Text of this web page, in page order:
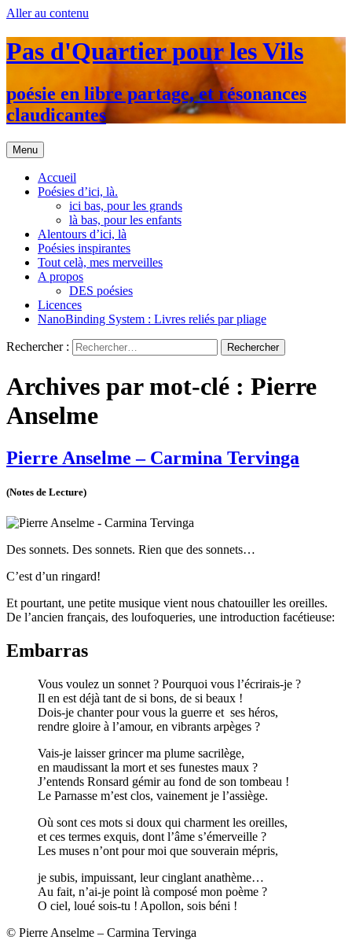
Aller au contenu
Pas d'Quartier pour les Vils
poésie en libre partage, et résonances
claudicantes
Menu
Accueil
Poésies d’ici, là.
ici bas, pour les grands
là bas, pour les enfants
Alentours d’ici, là
Poésies inspirantes
Tout celà, mes merveilles
A propos
DES poésies
Licences
NanoBinding System : Livres reliés par pliage
Rechercher :
Archives par mot-clé : Pierre
Anselme
Pierre Anselme – Carmina Tervinga
(Notes de Lecture)
Des sonnets. Des sonnets. Rien que des sonnets…
C’est d’un ringard!
Et pourtant, une petite musique vient nous chatouiller les oreilles.
De l’ancien français, des loufoqueries, une introduction facétieuse:
Embarras
Vous voulez un sonnet ? Pourquoi vous l’écrirais-je ?
Il en est déjà tant de si bons, de si beaux !
Dois-je chanter pour vous la guerre et ses héros,
rendre gloire à l’amour, en vibrants arpèges ?
Vais-je laisser grincer ma plume sacrilège,
en maudissant la mort et ses funestes maux ?
J’entends Ronsard gémir au fond de son tombeau !
Le Parnasse m’est clos, vainement je l’assiège.
Où sont ces mots si doux qui charment les oreilles,
et ces termes exquis, dont l’âme s’émerveille ?
Les muses n’ont pour moi que souverain mépris,
je subis, impuissant, leur cinglant anathème…
Au fait, n’ai-je point là composé mon poème ?
O ciel, loué sois-tu ! Apollon, sois béni !
© Pierre Anselme – Carmina Tervinga